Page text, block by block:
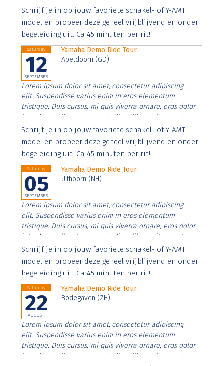
Aenean faucibus nibh et justo cursus id rutrum lorem
imperdiet. Nunc ut sem vitae risus tristique posuere.
Schrijf je in op jouw favoriete schakel- of Y-AMT
model en probeer deze geheel vrijblijvend en onder
begeleiding uit. Ca 45 minuten per rit!
Saturday
12
SEPTEMBER
Yamaha Demo Ride Tour
Apeldoorn (GD)
Lorem ipsum dolor sit amet, consectetur adipiscing
elit. Suspendisse varius enim in eros elementum
tristique. Duis cursus, mi quis viverra ornare, eros dolor
interdum nulla, ut commodo diam libero vitae erat.
Aenean faucibus nibh et justo cursus id rutrum lorem
imperdiet. Nunc ut sem vitae risus tristique posuere.
Schrijf je in op jouw favoriete schakel- of Y-AMT
model en probeer deze geheel vrijblijvend en onder
begeleiding uit. Ca 45 minuten per rit!
Saturday
05
SEPTEMBER
Yamaha Demo Ride Tour
Uithoorn (NH)
Lorem ipsum dolor sit amet, consectetur adipiscing
elit. Suspendisse varius enim in eros elementum
tristique. Duis cursus, mi quis viverra ornare, eros dolor
interdum nulla, ut commodo diam libero vitae erat.
Aenean faucibus nibh et justo cursus id rutrum lorem
imperdiet. Nunc ut sem vitae risus tristique posuere.
Schrijf je in op jouw favoriete schakel- of Y-AMT
model en probeer deze geheel vrijblijvend en onder
begeleiding uit. Ca 45 minuten per rit!
Saturday
22
AUGUST
Yamaha Demo Ride Tour
Bodegaven (ZH)
Lorem ipsum dolor sit amet, consectetur adipiscing
elit. Suspendisse varius enim in eros elementum
tristique. Duis cursus, mi quis viverra ornare, eros dolor
interdum nulla, ut commodo diam libero vitae erat.